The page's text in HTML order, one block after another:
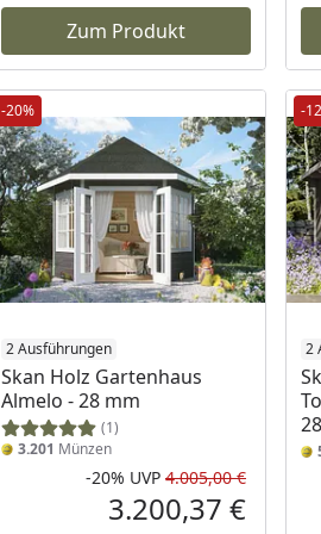
Zum Produkt
-20%
2 Ausführungen
Skan Holz Gartenhaus
Almelo - 28 mm
(1)
3.201 Münzen
Rabatt
-20% UVP 4.005,00 €
Aktueller
3.200,37 €
-
2